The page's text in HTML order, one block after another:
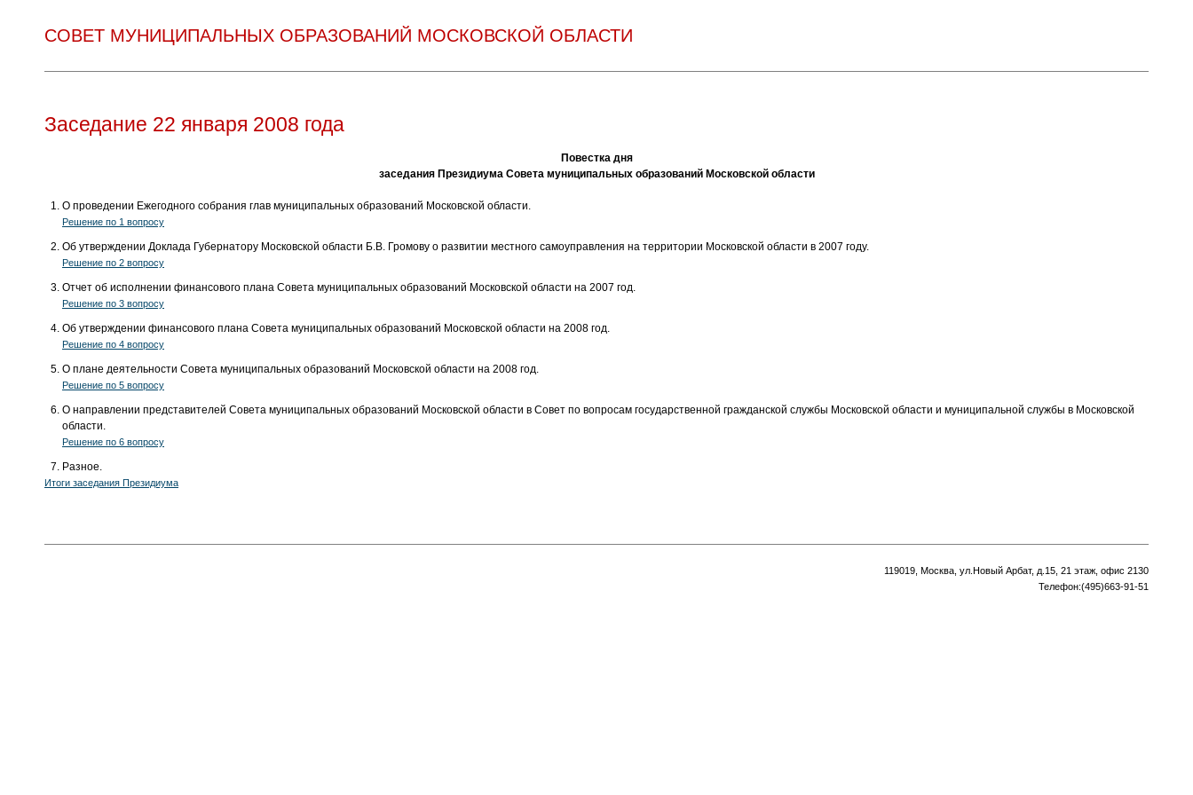
СОВЕТ МУНИЦИПАЛЬНЫХ ОБРАЗОВАНИЙ МОСКОВСКОЙ ОБЛАСТИ
Заседание 22 января 2008 года
Повестка дня
заседания Президиума Совета муниципальных образований Московской области
О проведении Ежегодного собрания глав муниципальных образований Московской области.
Решение по 1 вопросу
Об утверждении Доклада Губернатору Московской области Б.В. Громову о развитии местного самоуправления на территории Московской области в 2007 году.
Решение по 2 вопросу
Отчет об исполнении финансового плана Совета муниципальных образований Московской области на 2007 год.
Решение по 3 вопросу
Об утверждении финансового плана Совета муниципальных образований Московской области на 2008 год.
Решение по 4 вопросу
О плане деятельности Совета муниципальных образований Московской области на 2008 год.
Решение по 5 вопросу
О направлении представителей Совета муниципальных образований Московской области в Совет по вопросам государственной гражданской службы Московской области и муниципальной службы в Московской
области.
Решение по 6 вопросу
Разное.
Итоги заседания Президиума
119019, Москва, ул.Новый Арбат, д.15, 21 этаж, офис 2130
Телефон:(495)663-91-51